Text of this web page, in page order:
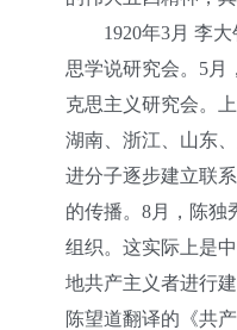
1920年3月 李大
思学说研究会。5月
克思主义研究会。
湖南、浙江、山东
进分子逐步建立联
的传播。8月，陈独
组织。这实际上是
地共产主义者进行
陈望道翻译的《共